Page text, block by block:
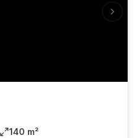
Next
140 m²